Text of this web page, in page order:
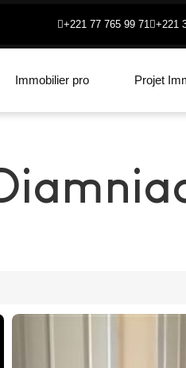
+221 77 765 99 71 +221
Immobilier pro Projet